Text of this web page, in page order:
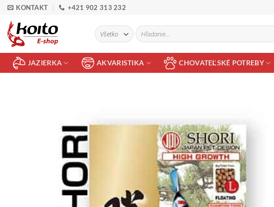
Skip
content
KONTAKT +421 902 313 232
Hľadať:
JAZIERKA AKVARISTIKA CHOVATEĽSKÉ POTREBY